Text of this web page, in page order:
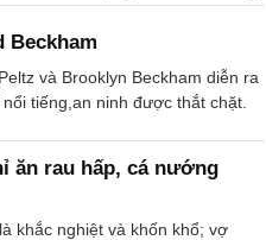
Beckham
và Brooklyn Beckham diễn ra
tiếng,an ninh được thắt chặt.
ăn rau hấp, cá nướng
khắc nghiệt và khốn khổ; vợ